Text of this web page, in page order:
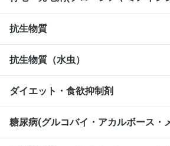
抗生物質
抗生物質（水虫）
ダイエット・食欲抑制剤
糖尿病(グルコバイ・アカルボース・